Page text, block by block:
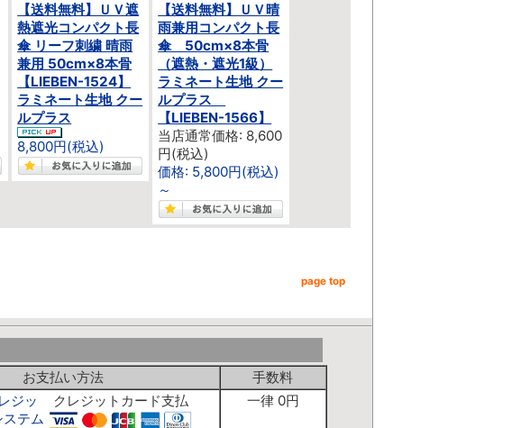
【送料無料】ＵＶ遮
熱遮光コンパクト長
傘 リーフ刺繍 晴雨
兼用 50cm×8本骨
【LIEBEN-1524】
ラミネート生地 クー
ルプラス
8,800円(税込)
【送料無料】ＵＶ晴
雨兼用コンパクト長
傘 50cm×8本骨
（遮熱・遮光1級）
ラミネート生地 クー
ルプラス
【LIEBEN-1566】
当店通常価格: 8,600
円(税込)
価格: 5,800円(税込)
～
page top
お支払い方法
手数料
クレジットカード支払
一律 0円